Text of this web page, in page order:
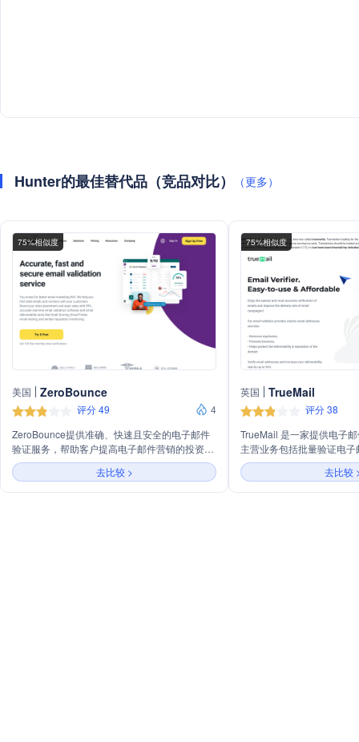
Hunter的最佳替代品（竞品对比） （更多）
75%相似度
美国 ZeroBounce
评分 49
4
ZeroBounce提供准确、快速且安全的电子邮件
验证服务，帮助客户提高电子邮件营销的投资回
报率，通过99%准确的实时电子邮件验证软件和
电子邮件可投递工具，如电子邮件评分、电子邮
件查找器、电子邮件测试和发送者声誉监控，提
去比较 >
75%相似度
英国 TrueMail
评分 38
TrueMail 是一家提供电子
主营业务包括批量验证电
高邮件送达率，减少邮件
能力和声誉。公司提供的
件、检查邮件地址的语法
去比较